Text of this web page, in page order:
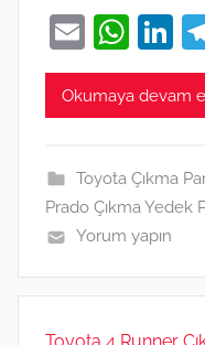
E
m
ai
W
h
at
A
p
p
Li
n
k
dI
n
Okumaya devam
Toyota Çıkma
Prado Çıkma Yedek
Yorum yapın